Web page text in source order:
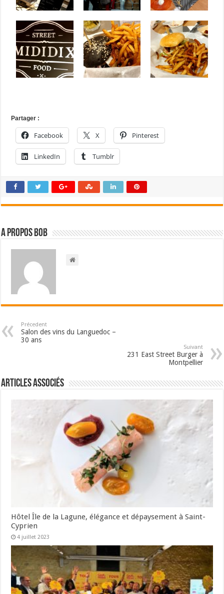
Partager :
Facebook X Pinterest
LinkedIn Tumblr
A propos bOb
Précedent
Salon des vins du Languedoc –
30 ans
Suivant
231 East Street Burger à
Montpellier
Articles associés
Hôtel Île de la Lagune, élégance et dépaysement à Saint-
Cyprien
4 juillet 2023